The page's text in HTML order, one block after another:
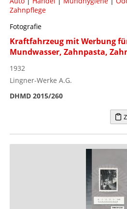
Zahnpflege
Fotografie
Kraftfahrzeug mit Werbung
Mundwasser, Zahnpasta,
1932
Lingner-Werke A.G.
DHMD 2015/260